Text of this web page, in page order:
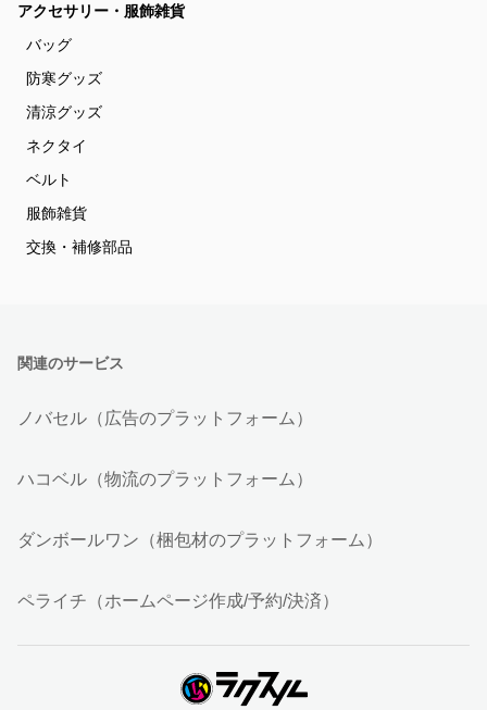
アクセサリー・服飾雑貨
バッグ
防寒グッズ
清涼グッズ
ネクタイ
ベルト
服飾雑貨
交換・補修部品
関連のサービス
ノバセル（広告のプラットフォーム）
ハコベル（物流のプラットフォーム）
ダンボールワン（梱包材のプラットフォーム）
ペライチ（ホームページ作成/予約/決済）